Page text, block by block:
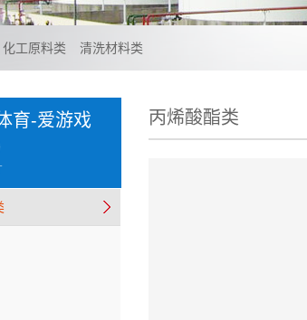
化工原料类 清洗材料类
育-爱游戏
丙烯酸酯类